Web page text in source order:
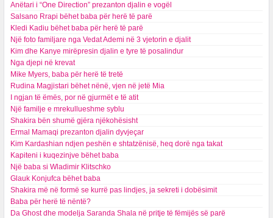
Anëtari i “One Direction” prezanton djalin e vogël
Salsano Rrapi bëhet baba për herë të parë
Kledi Kadiu bëhet baba për herë të parë
Një foto familjare nga Vedat Ademi në 3 vjetorin e djalit
Kim dhe Kanye mirëpresin djalin e tyre të posalindur
Nga djepi në krevat
Mike Myers, baba për herë të tretë
Rudina Magjistari bëhet nënë, vjen në jetë Mia
I ngjan të ëmës, por në gjurmët e të atit
Një familje e mrekullueshme syblu
Shakira bën shumë gjëra njëkohësisht
Ermal Mamaqi prezanton djalin dyvjeçar
Kim Kardashian ndjen peshën e shtatzënisë, heq dorë nga takat
Kapiteni i kuqezinjve bëhet baba
Një baba si Wladimir Klitschko
Glauk Konjufca bëhet baba
Shakira më në formë se kurrë pas lindjes, ja sekreti i dobësimit
Baba për herë të nëntë?
Da Ghost dhe modelja Saranda Shala në pritje të fëmijës së parë